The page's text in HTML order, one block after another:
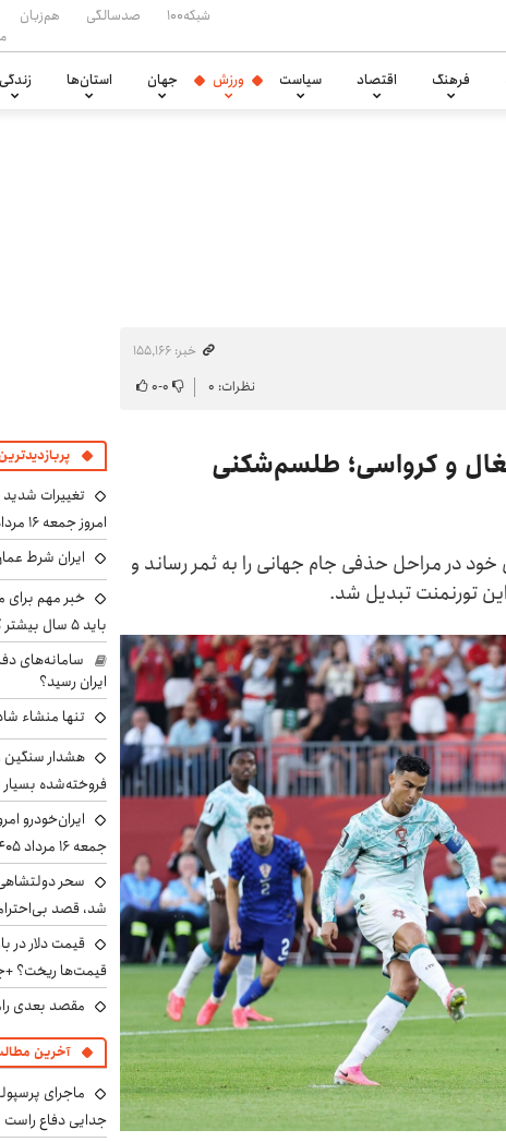
شبکه۱۰۰ صدسالگی هم‌زبان
فرهنگ اقتصاد سیاست ورزش جهان استان‌ها زندگی
خبر: ۱۵۵٬۱۶۶
نظرات: ۰ ۰-۰
و کرواسی؛ طلسم‌شکنی
سالگی نخستین گل خود در مراحل حذفی جام جهانی را به ثمر رساند و
تورنمنت تبدیل شد.
تغییرات
امروز جمعه ۱۶ مرداد ۱۴۰۵ را ببینند
ایران شرط
خبر مهم برای
باید ۵ سال بیشتر کار کنند
سامانه‌های
ایران رسید؟
تنها منشاء
هشدار سنگین
فروخته‌شده بسیار
ایران‌خودرو
جمعه ۱۶ مرداد ۱۴۰۵
سحر
شد، قصد
قیمت‌ها ریخت؟
مقصد بعدی
آخرین
ماجرای
جدایی دفاع